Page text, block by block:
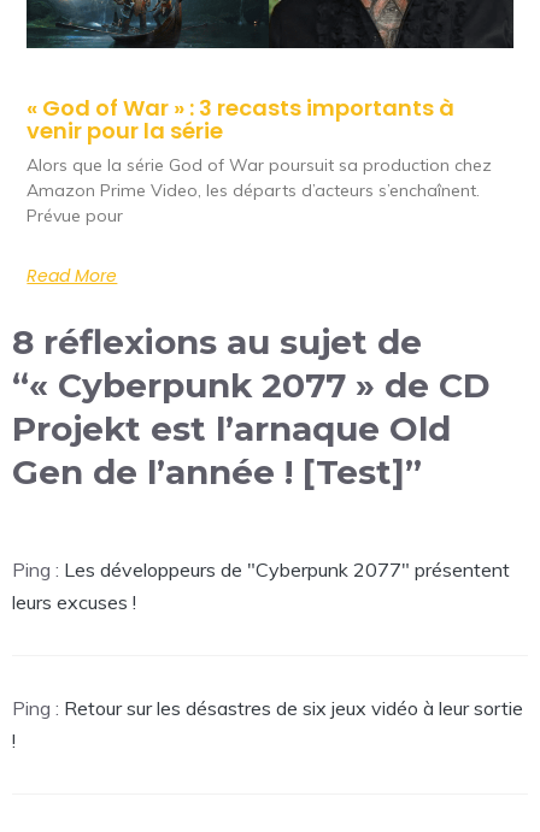
« God of War » : 3 recasts importants à
venir pour la série
Alors que la série God of War poursuit sa production chez
Amazon Prime Video, les départs d’acteurs s’enchaînent.
Prévue pour
Read More
8 réflexions au sujet de
“« Cyberpunk 2077 » de CD
Projekt est l’arnaque Old
Gen de l’année ! [Test]”
Ping : Les développeurs de "Cyberpunk 2077" présentent
leurs excuses !
Ping : Retour sur les désastres de six jeux vidéo à leur sortie
!